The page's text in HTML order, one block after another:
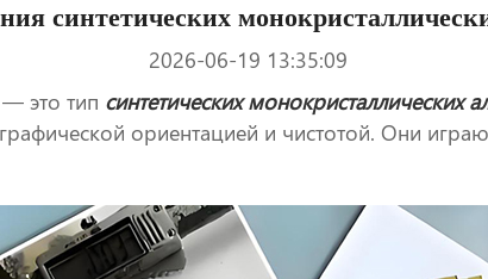
синтетических
2026-06-19 13:35:09
это тип синтетических монокристаллических
ориентацией и чистотой. Они